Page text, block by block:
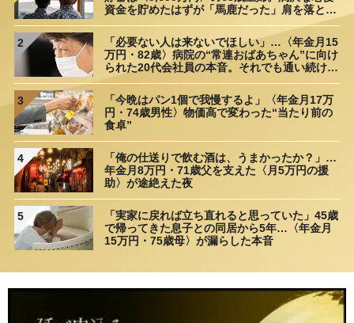
資金を貯めたはずが「馬鹿だった」肩を落とす
2
「必要ない人は来ないでほしい」…〈年金月15
万円・82歳〉病院の“常連おばあちゃん”に向け
られた20代会社員の本音。それでも通い続ける
3
「今晩はパン1個で我慢するよ」〈年金月17万
円・74歳男性〉物価高で変わった“当たり前の
食卓”
4
「俺の仕送りで飲む酒は、うまかったか？」…
年金月8万円・71歳父を支えた〈月5万円の援
助〉が途絶えた夜
5
「実家に戻れば立ち直れると思っていた」45歳
で帰ってきた息子との同居から5年…〈年金月
15万円・75歳母〉が漏らした本音